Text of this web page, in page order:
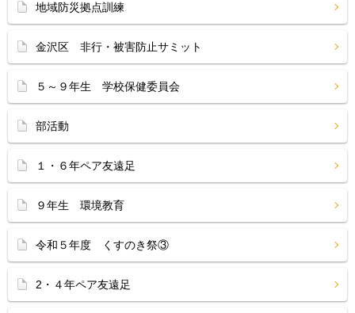
地域防災拠点訓練
金沢区 非行・被害防止サミット
５～９年生 学校保健委員会
部活動
１・６年ペア友遠足
９年生 環境教育
令和５年度 くすのき祭③
2・４年ペア友遠足